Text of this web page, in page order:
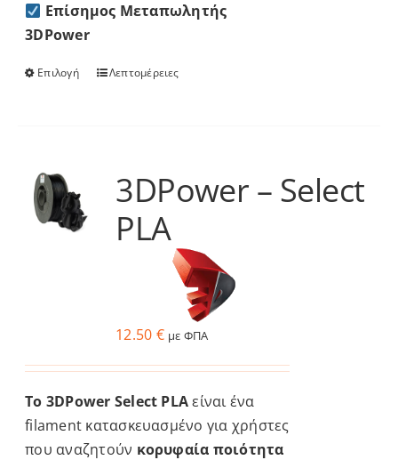
Επίσημος Μεταπωλητής
3DPower
Επιλογή
Αυτό
παραλλαγές.
επιλογές
στη
σελίδα
προϊόντος
Λεπτομέρειες
3DPower – Select
PLA
12.50 € με ΦΠΑ
Το 3DPower Select PLAείναι ένα
filament κατασκευασμένο για χρήστες
που αναζητούν κορυφαία ποιότητα